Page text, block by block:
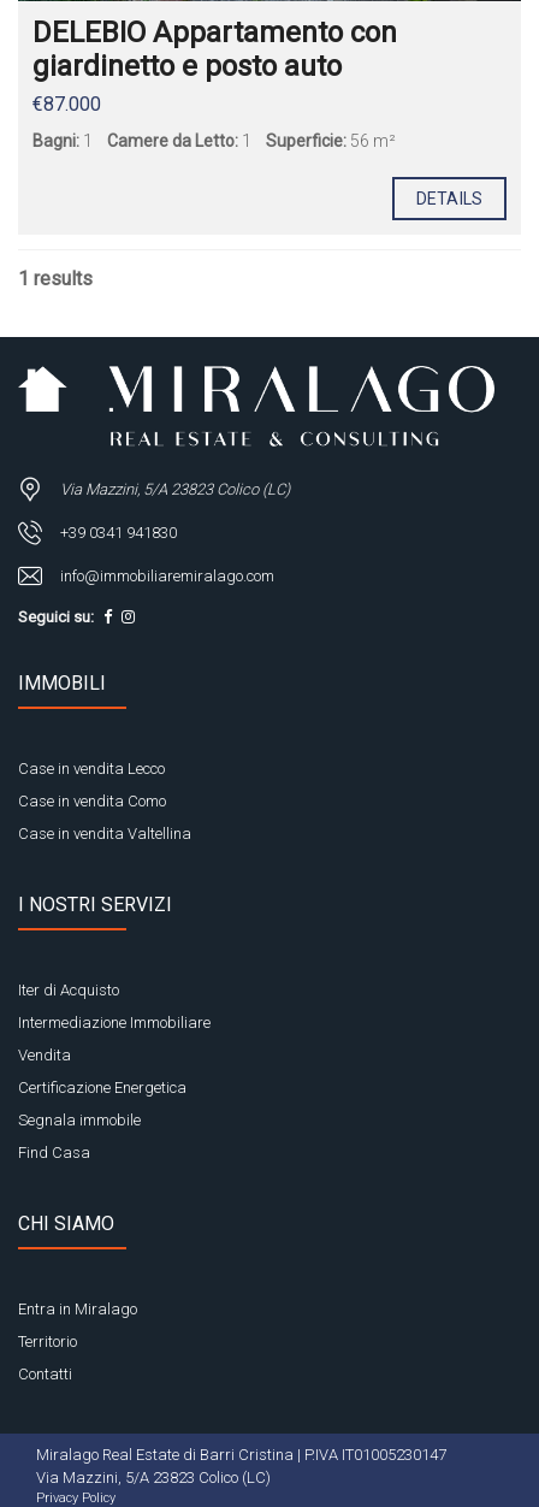
DELEBIO Appartamento con
giardinetto e posto auto
€87.000
Bagni: 1 Camere da Letto: 1 Superficie: 56 m²
DETAILS
1 results
Via Mazzini, 5/A 23823 Colico (LC)
+39 0341 941830
info@immobiliaremiralago.com
Seguici su:
IMMOBILI
Case in vendita Lecco
Case in vendita Como
Case in vendita Valtellina
I NOSTRI SERVIZI
Iter di Acquisto
Intermediazione Immobiliare
Vendita
Certificazione Energetica
Segnala immobile
Find Casa
CHI SIAMO
Entra in Miralago
Territorio
Contatti
Miralago Real Estate di Barri Cristina | P.IVA IT01005230147
Via Mazzini, 5/A 23823 Colico (LC)
Privacy Policy